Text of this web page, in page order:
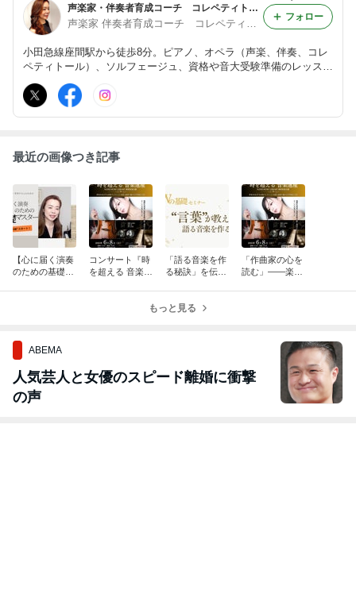
声楽家・伴奏者育成コーチ コレペティトール香川紀恵
声楽家 伴奏者育成コーチ コレペティトール香川紀恵
小田急線座間駅から徒歩8分。ピアノ、オペラ（声楽、伴奏、コレ
ペティトール）、ソルフェージュ、資格や音大受験準備のレッス
フォロー
最近の画像つき記事
【心に届く演奏
のための基礎マ
コンサート『時
を超える 音楽遺
「語る音楽を作
る秘訣」を伝え
「作曲家の心を
読む」——楽譜
もっと見る
ABEMA
人気芸人と女優のスピード離婚に衝撃
の声